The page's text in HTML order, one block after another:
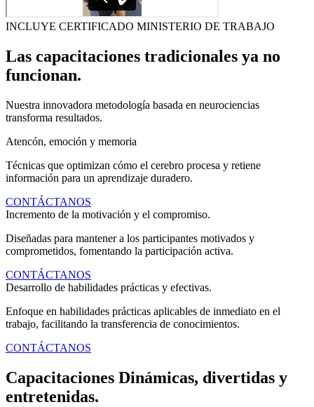
INCLUYE CERTIFICADO MINISTERIO DE TRABAJO
Las capacitaciones tradicionales ya no
funcionan.
Nuestra innovadora metodología basada en neurociencias
transforma resultados.
Atencón, emoción y memoria
Técnicas que optimizan cómo el cerebro procesa y retiene
información para un aprendizaje duradero.
CONTÁCTANOS
Incremento de la motivación y el compromiso.
Diseñadas para mantener a los participantes motivados y
comprometidos, fomentando la participación activa.
CONTÁCTANOS
Desarrollo de habilidades prácticas y efectivas.
Enfoque en habilidades prácticas aplicables de inmediato en el
trabajo, facilitando la transferencia de conocimientos.
CONTÁCTANOS
Capacitaciones Dinámicas, divertidas y
entretenidas.